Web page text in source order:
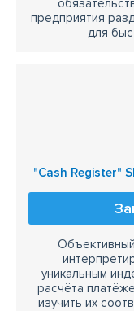
предприятия
для
"Cash Register"
уникальным
расчёта
изучить их